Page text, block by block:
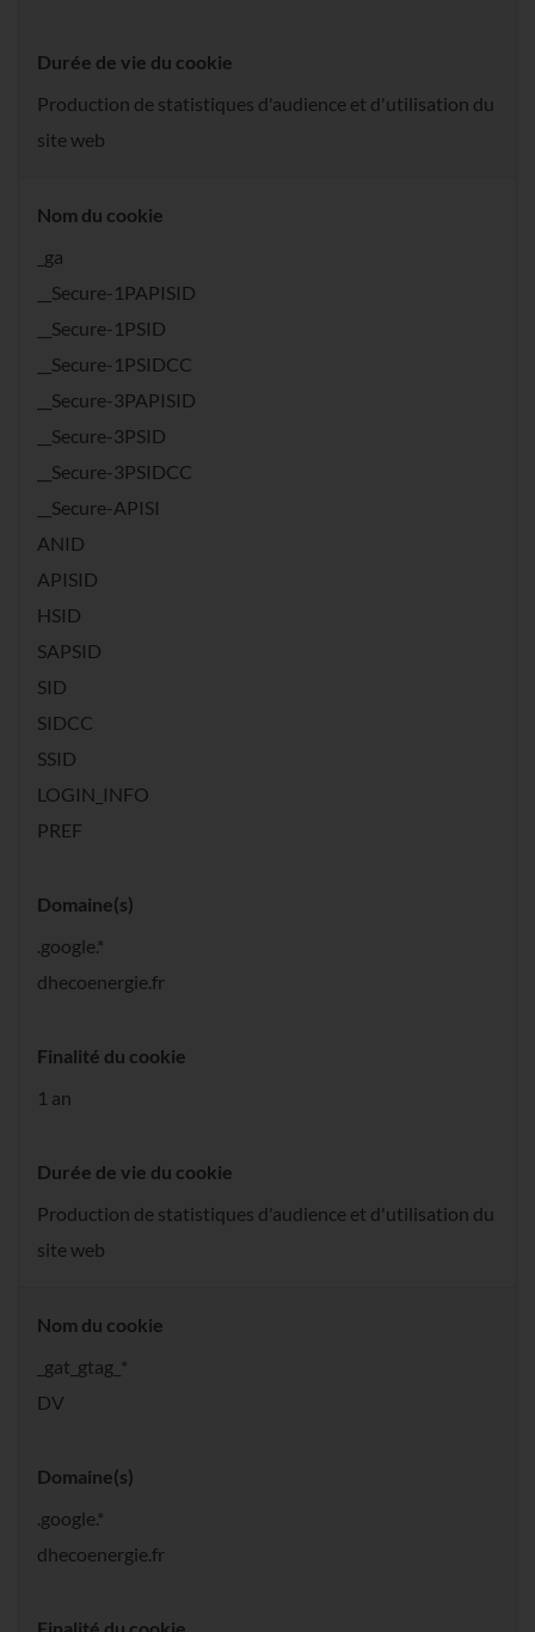
Durée de vie du cookie
Production de statistiques d'audience et d'utilisation du
site web
Nom du cookie
_ga
__Secure-1PAPISID
__Secure-1PSID
__Secure-1PSIDCC
__Secure-3PAPISID
__Secure-3PSID
__Secure-3PSIDCC
__Secure-APISI
ANID
APISID
HSID
SAPSID
SID
SIDCC
SSID
LOGIN_INFO
PREF
Domaine(s)
.google.*
dhecoenergie.fr
Finalité du cookie
1 an
Durée de vie du cookie
Production de statistiques d'audience et d'utilisation du
site web
Nom du cookie
_gat_gtag_*
DV
Domaine(s)
.google.*
dhecoenergie.fr
Finalité du cookie